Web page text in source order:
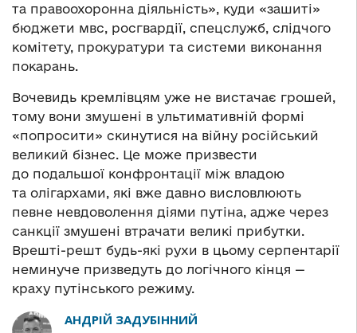
та правоохоронна діяльність», куди «зашиті»
бюджети мвс, росгвардії, спецслужб, слідчого
комітету, прокуратури та системи виконання
покарань.
Вочевидь кремлівцям уже не вистачає грошей,
тому вони змушені в ультимативній формі
«попросити» скинутися на війну російський
великий бізнес. Це може призвести
до подальшої конфронтації між владою
та олігархами, які вже давно висловлюють
певне невдоволення діями путіна, адже через
санкції змушені втрачати великі прибутки.
Врешті-решт будь-які рухи в цьому серпентарії
неминуче призведуть до логічного кінця —
краху путінського режиму.
АНДРІЙ ЗАДУБІННИЙ